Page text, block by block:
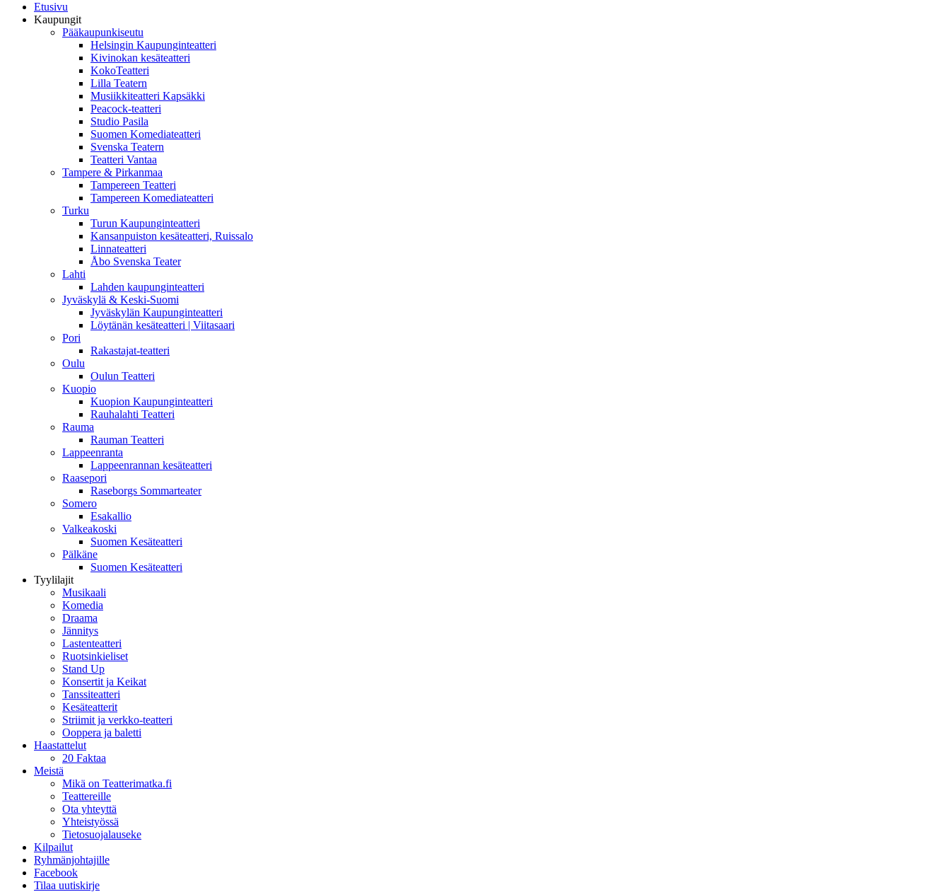
Etusivu
Kaupungit
Pääkaupunkiseutu
Helsingin Kaupunginteatteri
Kivinokan kesäteatteri
KokoTeatteri
Lilla Teatern
Musiikkiteatteri Kapsäkki
Peacock-teatteri
Studio Pasila
Suomen Komediateatteri
Svenska Teatern
Teatteri Vantaa
Tampere & Pirkanmaa
Tampereen Teatteri
Tampereen Komediateatteri
Turku
Turun Kaupunginteatteri
Kansanpuiston kesäteatteri, Ruissalo
Linnateatteri
Åbo Svenska Teater
Lahti
Lahden kaupunginteatteri
Jyväskylä & Keski-Suomi
Jyväskylän Kaupunginteatteri
Löytänän kesäteatteri | Viitasaari
Pori
Rakastajat-teatteri
Oulu
Oulun Teatteri
Kuopio
Kuopion Kaupunginteatteri
Rauhalahti Teatteri
Rauma
Rauman Teatteri
Lappeenranta
Lappeenrannan kesäteatteri
Raasepori
Raseborgs Sommarteater
Somero
Esakallio
Valkeakoski
Suomen Kesäteatteri
Pälkäne
Suomen Kesäteatteri
Tyylilajit
Musikaali
Komedia
Draama
Jännitys
Lastenteatteri
Ruotsinkieliset
Stand Up
Konsertit ja Keikat
Tanssiteatteri
Kesäteatterit
Striimit ja verkko-teatteri
Ooppera ja baletti
Haastattelut
20 Faktaa
Meistä
Mikä on Teatterimatka.fi
Teattereille
Ota yhteyttä
Yhteistyössä
Tietosuojalauseke
Kilpailut
Ryhmänjohtajille
Facebook
Tilaa uutiskirje